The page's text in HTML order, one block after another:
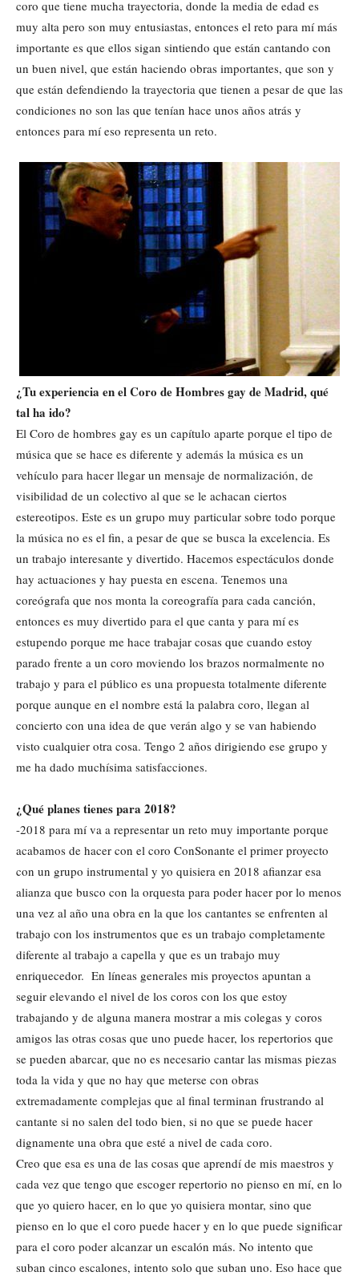
coro que tiene mucha trayectoria, donde la media de edad es
muy alta pero son muy entusiastas, entonces el reto para mí más
importante es que ellos sigan sintiendo que están cantando con
un buen nivel, que están haciendo obras importantes, que son y
que están defendiendo la trayectoria que tienen a pesar de que las
condiciones no son las que tenían hace unos años atrás y
entonces para mí eso representa un reto.
¿Tu experiencia en el Coro de Hombres gay de Madrid, qué
tal ha ido?
El Coro de hombres gay es un capítulo aparte porque el tipo de
música que se hace es diferente y además la música es un
vehículo para hacer llegar un mensaje de normalización, de
visibilidad de un colectivo al que se le achacan ciertos
estereotipos. Este es un grupo muy particular sobre todo porque
la música no es el fin, a pesar de que se busca la excelencia. Es
un trabajo interesante y divertido. Hacemos espectáculos donde
hay actuaciones y hay puesta en escena. Tenemos una
coreógrafa que nos monta la coreografía para cada canción,
entonces es muy divertido para el que canta y para mí es
estupendo porque me hace trabajar cosas que cuando estoy
parado frente a un coro moviendo los brazos normalmente no
trabajo y para el público es una propuesta totalmente diferente
porque aunque en el nombre está la palabra coro, llegan al
concierto con una idea de que verán algo y se van habiendo
visto cualquier otra cosa. Tengo 2 años dirigiendo ese grupo y
me ha dado muchísima satisfacciones.
¿Qué planes tienes para 2018?
-2018 para mí va a representar un reto muy importante porque
acabamos de hacer con el coro ConSonante el primer proyecto
con un grupo instrumental y yo quisiera en 2018 afianzar esa
alianza que busco con la orquesta para poder hacer por lo menos
una vez al año una obra en la que los cantantes se enfrenten al
trabajo con los instrumentos que es un trabajo completamente
diferente al trabajo a capella y que es un trabajo muy
enriquecedor. En líneas generales mis proyectos apuntan a
seguir elevando el nivel de los coros con los que estoy
trabajando y de alguna manera mostrar a mis colegas y coros
amigos las otras cosas que uno puede hacer, los repertorios que
se pueden abarcar, que no es necesario cantar las mismas piezas
toda la vida y que no hay que meterse con obras
extremadamente complejas que al final terminan frustrando al
cantante si no salen del todo bien, si no que se puede hacer
dignamente una obra que esté a nivel de cada coro.
Creo que esa es una de las cosas que aprendí de mis maestros y
cada vez que tengo que escoger repertorio no pienso en mí, en lo
que yo quiero hacer, en lo que yo quisiera montar, sino que
pienso en lo que el coro puede hacer y en lo que puede significar
para el coro poder alcanzar un escalón más. No intento que
suban cinco escalones, intento solo que suban uno. Eso hace que